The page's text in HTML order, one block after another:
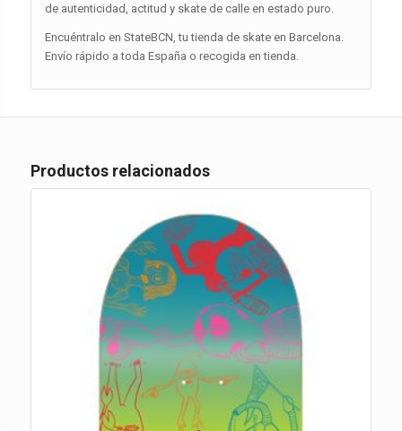
de autenticidad, actitud y skate de calle en estado puro.
Encuéntralo en StateBCN, tu tienda de skate en Barcelona.
Envío rápido a toda España o recogida en tienda.
Productos relacionados